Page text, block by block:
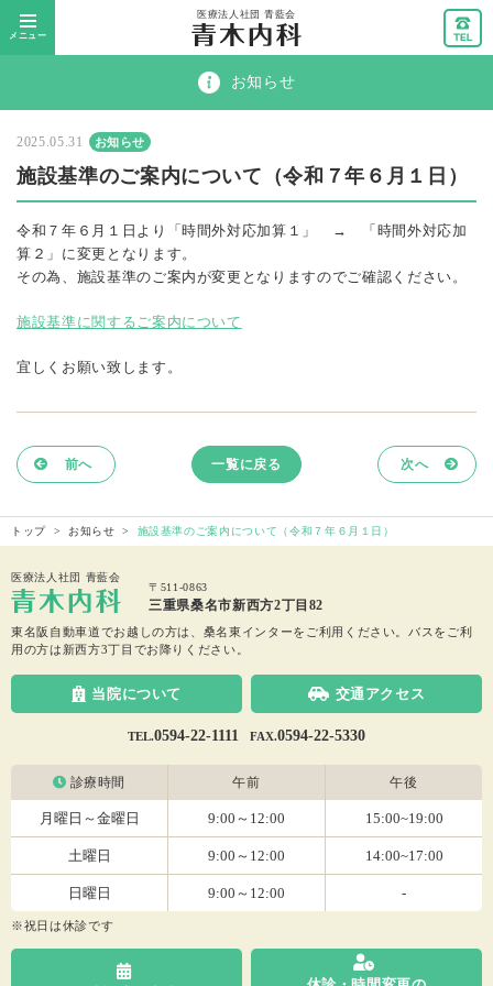
メニュー
お知らせ
2025.05.31 お知らせ
施設基準のご案内について（令和７年６月１日）
令和７年６月１日より「時間外対応加算１」 → 「時間外対応加
算２」に変更となります。
その為、施設基準のご案内が変更となりますのでご確認ください。
施設基準に関するご案内について
宜しくお願い致します。
前へ 一覧に戻る 次へ
トップ お知らせ 施設基準のご案内について（令和７年６月１日）
医療法人社団 青藍会
〒511-0863
三重県桑名市新西方2丁目82
東名阪自動車道でお越しの方は、桑名東インターをご利用ください。 バスをご利
用の方は新西方3丁目でお降りください。
当院について 交通アクセス
TEL.0594-22-1111 FAX.0594-22-5330
診療時間 午前 午後
月曜日～金曜日 9:00～12:00 15:00~19:00
土曜日 9:00～12:00 14:00~17:00
日曜日 9:00～12:00 -
※祝日は休診です